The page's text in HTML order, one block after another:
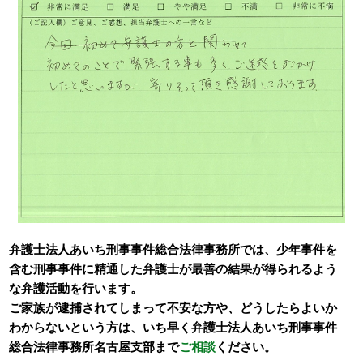
弁護士法人あいち刑事事件総合法律事務所では、少年事件を
含む刑事事件に精通した弁護士が最善の結果が得られるよう
な弁護活動を行います。
ご家族が逮捕されてしまって不安な方や、どうしたらよいか
わからないという方は、いち早く弁護士法人あいち刑事事件
総合法律事務所名古屋支部までご相談ください。